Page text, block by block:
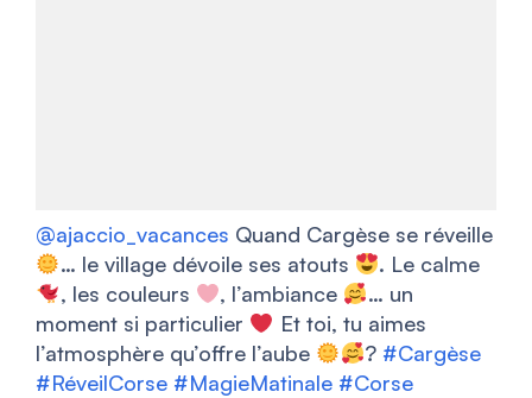
@ajaccio_vacances Quand Cargèse se réveille
… le village dévoile ses atouts
. Le calme
, les couleurs
, l’ambiance
… un
moment si particulier
Et toi, tu aimes
l’atmosphère qu’offre l’aube
? #Cargèse
#RéveilCorse #MagieMatinale #Corse